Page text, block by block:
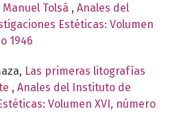
Tolsá , Anales del
Estéticas: Volumen
1946
Las primeras litografías
, Anales del Instituto de
Volumen XVI, número